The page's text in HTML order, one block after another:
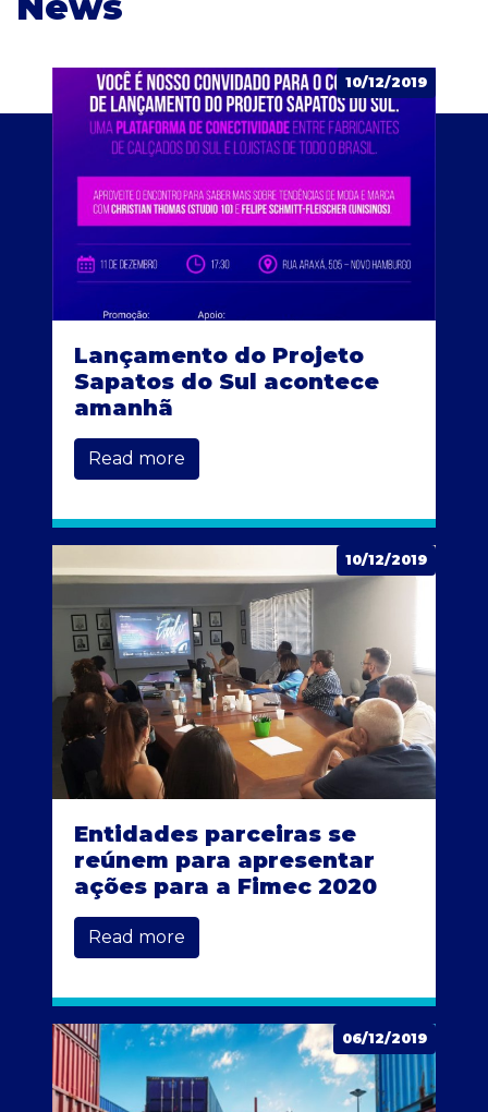
10/12/2019
Lançamento do Projeto
Sapatos do Sul acontece
amanhã
Read more
10/12/2019
Entidades parceiras se
reúnem para apresentar
ações para a Fimec 2020
Read more
06/12/2019